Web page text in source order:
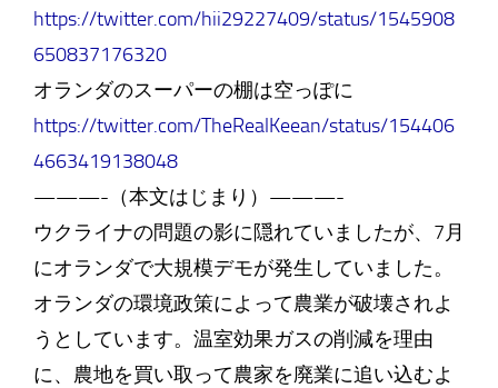
https://twitter.com/hii29227409/status/1545908
650837176320
オランダのスーパーの棚は空っぽに
https://twitter.com/TheRealKeean/status/154406
4663419138048
———-（本文はじまり）———-
ウクライナの問題の影に隠れていましたが、7月
にオランダで大規模デモが発生していました。
オランダの環境政策によって農業が破壊されよ
うとしています。温室効果ガスの削減を理由
に、農地を買い取って農家を廃業に追い込むよ